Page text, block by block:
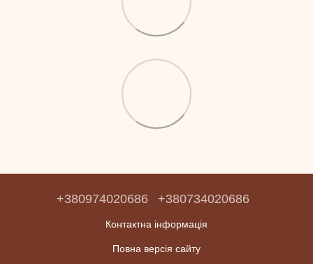
+380974020686 +380734020686
Контактна інформація
Повна версія сайту